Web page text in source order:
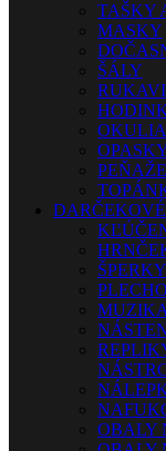
TAŠKY
MASKY
ŠÁLY
OBALY